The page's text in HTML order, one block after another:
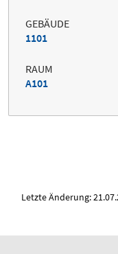
GEBÄUDE
1101
RAUM
A101
Letzte Änderung: